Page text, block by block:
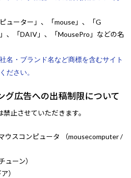
ューター」、「mouse」、「G
、「DAIV」、「MousePro」などの名
名・ブランド名など商標を含むサイト
ださい。
グ広告への出稿制限について
止させていただきます。
ウスコンピュータ （mousecomputer /
ューン）
）